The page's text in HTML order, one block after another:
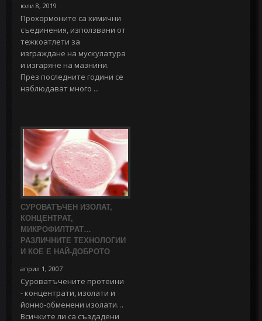
юли 8, 2019
Прохормоните са химични
съединения, използвани от
тежкоатлети за
изграждане на мускулатура
и изгаряне на мазнини.
През последните години се
наблюдават много ...
СУРОВАТЪЧЕН ИЗОЛАТ,
КОНЦЕНТРАТ,
МИКРОФИЛТРАТ…
РАЗЛИЧНИТЕ ТЕХНОЛОГИИ
И КОЕ Е НАЙ-ДОБРОТО
април 1, 2007
Суроватъчените протеини
- концентрати, изолати и
йонно-обменени изолати…
Всичките ли са създадени